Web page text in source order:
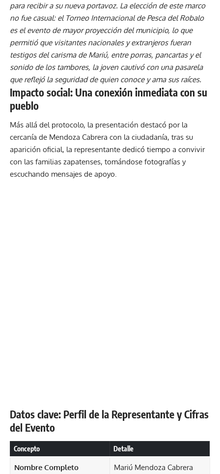
para recibir a su nueva portavoz. La elección de este marco
no fue casual: el Torneo Internacional de Pesca del Robalo
es el evento de mayor proyección del municipio, lo que
permitió que visitantes nacionales y extranjeros fueran
testigos del carisma de Mariú, entre porras, pancartas y el
sonido de los tambores, la joven cautivó con una pasarela
que reflejó la seguridad de quien conoce y ama sus raíces.
Impacto social: Una conexión inmediata con su
pueblo
Más allá del protocolo, la presentación destacó por la
cercanía de Mendoza Cabrera con la ciudadanía, tras su
aparición oficial, la representante dedicó tiempo a convivir
con las familias zapatenses, tomándose fotografías y
escuchando mensajes de apoyo.
Datos clave: Perfil de la Representante y Cifras
del Evento
Concepto Detalle
Nombre Completo Mariú Mendoza Cabrera